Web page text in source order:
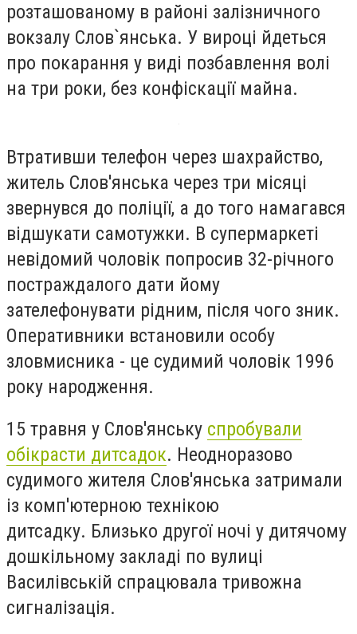
розташованому в районі залізничного
вокзалу Слов`янська. У вироці йдеться
про покарання у виді позбавлення волі
на три роки, без конфіскації майна.
Втративши телефон через шахрайство,
житель Слов'янська через три місяці
звернувся до поліції, а до того намагався
відшукати самотужки. В супермаркеті
невідомий чоловік попросив 32-річного
постраждалого дати йому
зателефонувати рідним, після чого зник.
Оперативники встановили особу
зловмисника - це судимий чоловік 1996
року народження.
15 травня у Слов'янську спробували
обікрасти дитсадок. Неодноразово
судимого жителя Слов'янська затримали
із комп'ютерною технікою
дитсадку. Близько другої ночі у дитячому
дошкільному закладі по вулиці
Василівській спрацювала тривожна
сигналізація.